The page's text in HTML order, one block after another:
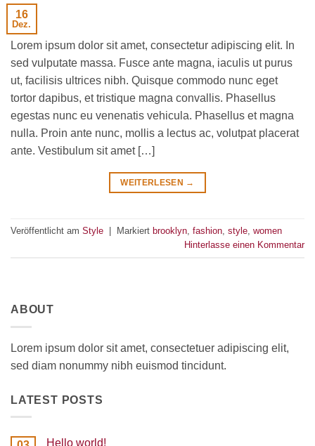
16
Dez.
Lorem ipsum dolor sit amet, consectetur adipiscing elit. In
sed vulputate massa. Fusce ante magna, iaculis ut purus
ut, facilisis ultrices nibh. Quisque commodo nunc eget
tortor dapibus, et tristique magna convallis. Phasellus
egestas nunc eu venenatis vehicula. Phasellus et magna
nulla. Proin ante nunc, mollis a lectus ac, volutpat placerat
ante. Vestibulum sit amet […]
WEITERLESEN →
Veröffentlicht am Style | Markiert brooklyn fashion style women
Hinterlasse einen Kommentar
ABOUT
Lorem ipsum dolor sit amet, consectetuer adipiscing elit,
sed diam nonummy nibh euismod tincidunt.
LATEST POSTS
Hello world!